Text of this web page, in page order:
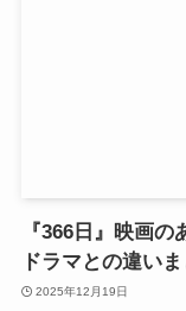
『366日』映画
ドラマとの違い
2025年12月19日